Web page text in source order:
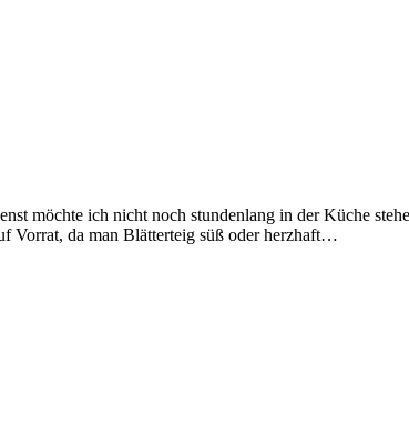
möchte ich nicht noch stundenlang in der Küche
Vorrat, da man Blätterteig süß oder herzhaft…